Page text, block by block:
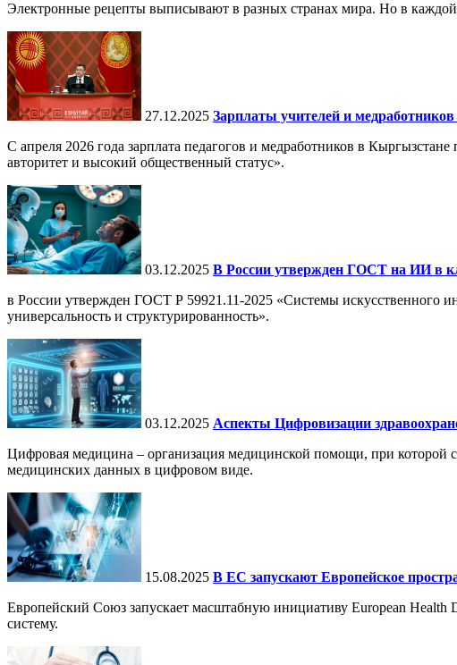
Электронные рецепты выписывают в разных странах мира. Но в каждой
27.12.2025 Зарплаты учителей и
С апреля 2026 года зарплата педагогов и медработников в
авторитет и высокий общественный статус».
03.12.2025 В России утвержден ГОСТ на ИИ в
в России утвержден ГОСТ Р 59921.11-2025 «Системы искусственного
универсальность и структурированность».
03.12.2025 Аспекты Цифровизации
Цифровая медицина – организация медицинской помощи, при которой
медицинских данных в цифровом виде.
15.08.2025 В ЕС запускают Европейское
Европейский Союз запускает масштабную инициативу European
систему.